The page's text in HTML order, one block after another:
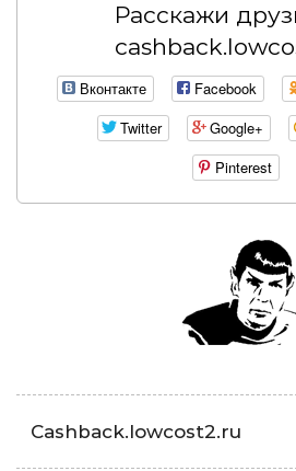
Расскажи
Вконтакте Facebook
Twitter
Google+
Pinterest
Cashback.lowcost2.ru